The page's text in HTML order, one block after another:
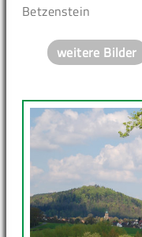
Betzenstein
weitere Bilder